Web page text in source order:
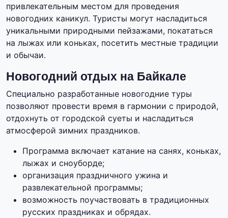
привлекательным местом для проведения
новогодних каникул. Туристы могут насладиться
уникальными природными пейзажами, покататься
на лыжах или коньках, посетить местные традиции
и обычаи.
Новогодний отдых на Байкале
Специально разработанные новогодние туры
позволяют провести время в гармонии с природой,
отдохнуть от городской суеты и насладиться
атмосферой зимних праздников.
Программа включает катание на санях, коньках,
лыжах и сноуборде;
организация праздничного ужина и
развлекательной программы;
возможность поучаствовать в традиционных
русских праздниках и обрядах.